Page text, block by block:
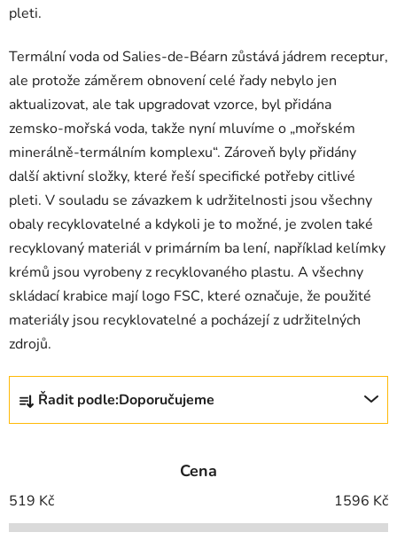
pleti.
Termální voda od Salies-de-Béarn zůstává jádrem receptur,
ale protože záměrem obnovení celé řady nebylo jen
aktualizovat, ale tak upgradovat vzorce, byl přidána
zemsko-mořská voda, takže nyní mluvíme o „mořském
minerálně-termálním komplexu“. Zároveň byly přidány
další aktivní složky, které řeší specifické potřeby citlivé
pleti. V souladu se závazkem k udržitelnosti jsou všechny
obaly recyklovatelné a kdykoli je to možné, je zvolen také
recyklovaný materiál v primárním ba lení, například kelímky
krémů jsou vyrobeny z recyklovaného plastu. A všechny
skládací krabice mají logo FSC, které označuje, že použité
materiály jsou recyklovatelné a pocházejí z udržitelných
zdrojů.
Ř
z
í
p
Řadit podle:Doporučujeme
Cena
519 Kč 1596 Kč